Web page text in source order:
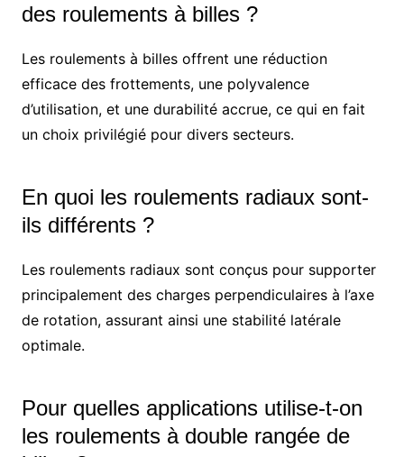
des roulements à billes ?
Les roulements à billes offrent une réduction
efficace des frottements, une polyvalence
d’utilisation, et une durabilité accrue, ce qui en fait
un choix privilégié pour divers secteurs.
En quoi les roulements radiaux sont-
ils différents ?
Les roulements radiaux sont conçus pour supporter
principalement des charges perpendiculaires à l’axe
de rotation, assurant ainsi une stabilité latérale
optimale.
Pour quelles applications utilise-t-on
les roulements à double rangée de